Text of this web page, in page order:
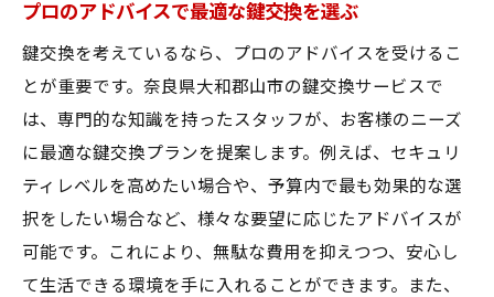
プロのアドバイスで最適な鍵交換を選ぶ
鍵交換を考えているなら、プロのアドバイスを受けるこ
とが重要です。奈良県大和郡山市の鍵交換サービスで
は、専門的な知識を持ったスタッフが、お客様のニーズ
に最適な鍵交換プランを提案します。例えば、セキュリ
ティレベルを高めたい場合や、予算内で最も効果的な選
択をしたい場合など、様々な要望に応じたアドバイスが
可能です。これにより、無駄な費用を抑えつつ、安心し
て生活できる環境を手に入れることができます。また、